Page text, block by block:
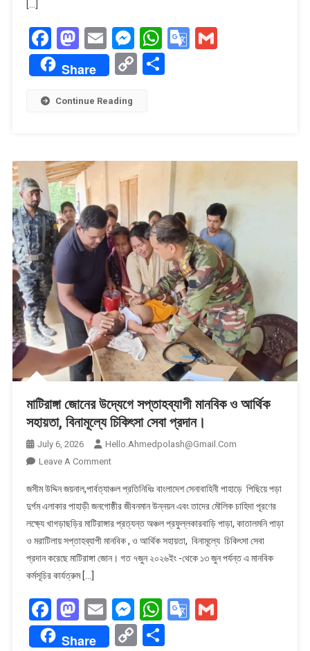
[…]
Facebook
Mastodon
EmailMessenger
WhatsApp
Google
Gmail
Share
CopyShare
Continue Reading
মাটিরাঙ্গা জোনের উদ্যেগে সপ্তাহব্যাপী মানবিক ও আর্থিক
সহায়তা, বিনামূল্যে চিকিৎসা সেবা প্রদান।
July 6, 2026
Hello.ahmedpolash@gmail.com
Leave A CommentOn
জোনের
উদ্যেগে
সপ্তাহব্যাপী
মানবিক
ও
বিনামূল্যে
চিকিৎসা
সেবা
জসীম উদ্দিন জয়নাল,পার্বত্যাঞ্চল প্রতিনিধিঃ বাংলাদেশ সেনাবাহিনী পাহাড়ে পিছিয়ে পড়া
দুর্গম এলাকার পাহাড়ী জনগোষ্ঠীর জীবনমান উন্নয়ন এবং তাদের মৌলিক চাহিদা পূরণের
লক্ষ্যে খাগড়াছড়ির মাটিরাঙ্গার প্রত্যন্ত অঞ্চল প্রফুল্লকারবাড়ি পাড়া, কাতালমনি পাড়া
ও মরাটিলায় সপ্তাহব্যাপী মানবিক , ও আর্থিক সহায়তা, বিনামূল্যে চিকিৎসা সেবা
প্রদান করেছে মাটিরাঙ্গা জোন। গত ৭জুন ২০২৬ইং -থেকে ১৩ জুন পর্যন্ত এ মানবিক
কর্মসূচির কার্যত্রুম […]
Facebook
Mastodon
EmailMessenger
WhatsApp
Google
Gmail
Share
CopyShare